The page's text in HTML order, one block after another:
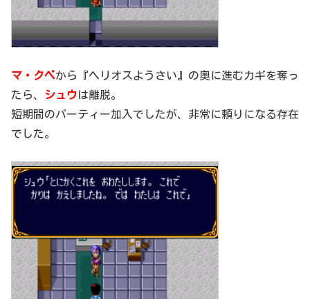
マ・クベから『ヘリオスようさい』の奥に進むカギを奪っ
たら、
シュウは離脱。
短期間のパーティー加入でしたが、非常に頼りになる存在
でした。